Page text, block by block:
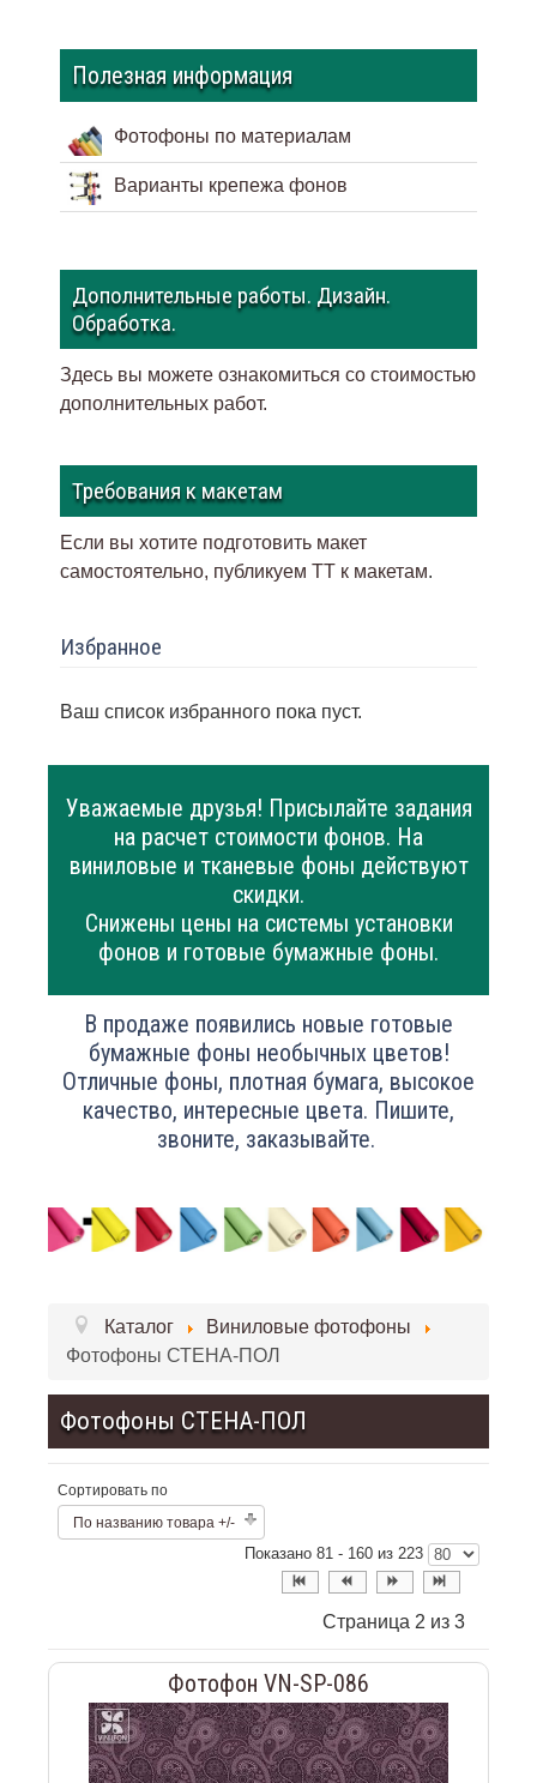
Полезная информация
Фотофоны по материалам
Варианты крепежа фонов
Дополнительные работы. Дизайн.
Обработка.
Здесь вы можете ознакомиться со стоимостью
дополнительных работ.
Требования к макетам
Если вы хотите подготовить макет
самостоятельно, публикуем ТТ к макетам.
Избранное
Ваш список избранного пока пуст.
Уважаемые друзья! Присылайте задания
на расчет стоимости фонов. На
виниловые и тканевые фоны действуют
скидки.
Снижены цены на системы установки
фонов и готовые бумажные фоны.
В продаже появились новые готовые
бумажные фоны необычных цветов!
Отличные фоны, плотная бумага, высокое
качество, интересные цвета. Пишите,
звоните, заказывайте.
Каталог
Виниловые фотофоны
Фотофоны СТЕНА-ПОЛ
Фотофоны СТЕНА-ПОЛ
Сортировать по
По названию товара +/-
Показано 81 - 160 из 223
Страница 2 из 3
Фотофон VN-SP-086